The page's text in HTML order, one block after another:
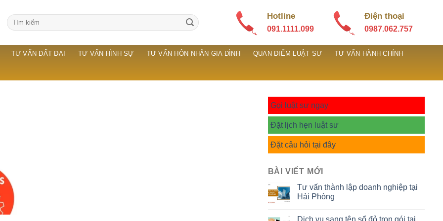
Hotline
091.1111.099
Điện thoại
0987.062.757
TƯ VẤN ĐẤT ĐAI TƯ VẤN HÌNH SỰ TƯ VẤN HÔN NHÂN GIA ĐÌNH QUAN ĐIỂM LUẬT SƯ TƯ VẤN HÀNH CHÍNH
Gọi luật sư ngay
Đặt lịch hẹn luật sư
Đặt câu hỏi tại đây
BÀI VIẾT MỚI
Tư vấn thành lập doanh nghiệp tại
Hải Phòng
Dịch vụ sang tên sổ đỏ trọn gói tại